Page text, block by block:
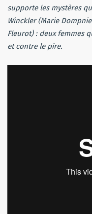
supporte les mystères
Winckler (Marie
Fleurot) : deux femmes
et contre le pire.